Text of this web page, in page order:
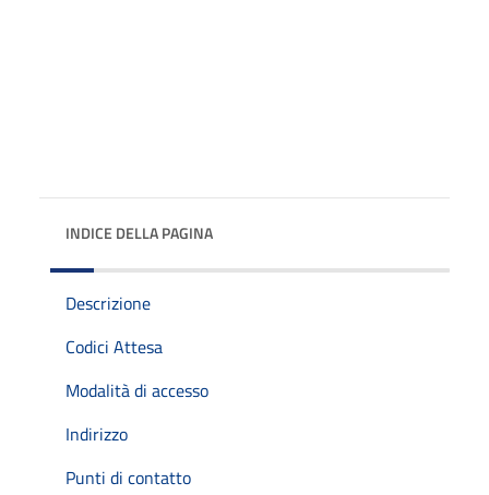
INDICE DELLA PAGINA
Descrizione
Codici Attesa
Modalità di accesso
Indirizzo
Punti di contatto